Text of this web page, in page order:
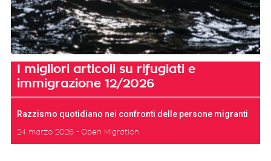
I migliori articoli su rifugiati e
immigrazione 12/2026
Razzismo quotidiano nei confronti delle persone migranti
24 marzo 2026 Open Migration